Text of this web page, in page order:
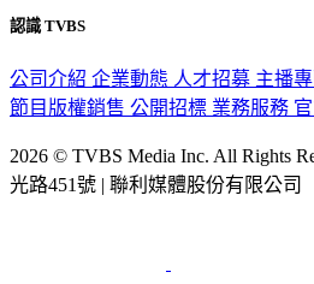
認識 TVBS
公司介紹 企業動態 人才招募 主播
節目版權銷售 公開招標 業務服務
2026 © TVBS Media Inc. All Rights
光路451號 | 聯利媒體股份有限公司